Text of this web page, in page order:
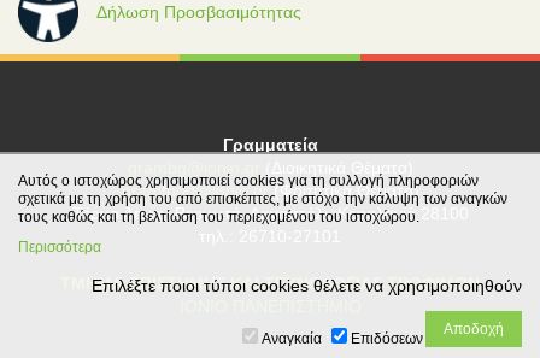
Δήλωση Προσβασιμότητας
Γραμματεία
gramfood@ionio.gr(Φοιτητικά Θέματα)
Tέρμα Λεωφ. Βεργωτή, Αργοστόλι, Κεφαλονιά 28100
ΤΜΗΜΑ ΕΠΙΣΤΗΜΗΣ ΚΑΙ ΤΕΧΝΟΛΟΓΙΑΣ ΤΡΟΦΙΜΩΝ
Αυτός ο ιστοχώρος χρησιμοποιεί cookies για τη συλλογή πληροφοριών
σχετικά με τη χρήση του από επισκέπτες, με στόχο την κάλυψη των αναγκών
τους καθώς και τη βελτίωση του περιεχομένου του ιστοχώρου.
Περισσότερα
Επιλέξτε ποιοι τύποι cookies θέλετε να χρησιμοποιηθούν
Αναγκαία Επιδόσεων